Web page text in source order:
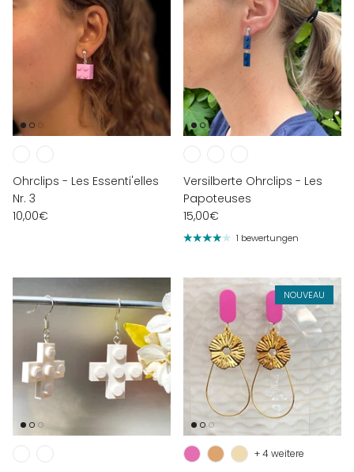
Ohrclips - Les Essenti'elles
Nr. 3
10,00€
Versilberte Ohrclips - Les
Papoteuses
15,00€
1 bewertungen
NOUVEAU
+ 4 weitere